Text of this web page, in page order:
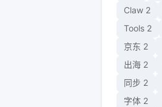
Claw 2
Tools 2
京东 2
出海 2
同步 2
字体 2